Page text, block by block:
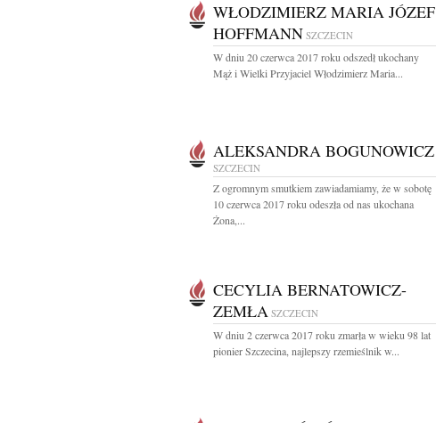
WŁODZIMIERZ MARIA JÓZEF
HOFFMANN SZCZECIN
W dniu 20 czerwca 2017 roku odszedł ukochany
Mąż i Wielki Przyjaciel Włodzimierz Maria...
ALEKSANDRA BOGUNOWICZ
SZCZECIN
Z ogromnym smutkiem zawiadamiamy, że w sobotę
10 czerwca 2017 roku odeszła od nas ukochana
Żona,...
CECYLIA BERNATOWICZ-
ZEMŁA SZCZECIN
W dniu 2 czerwca 2017 roku zmarła w wieku 98 lat
pionier Szczecina, najlepszy rzemieślnik w...